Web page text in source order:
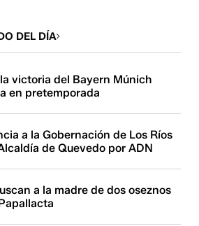
DEL DÍA
victoria del Bayern Múnich
en pretemporada
a la Gobernación de Los Ríos
de Quevedo por ADN
a la madre de dos oseznos